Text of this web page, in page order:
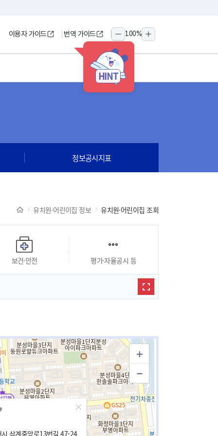
HINT
이용자 가이드 번역 가이드
축소
100%
확대
정보공시지표
유치원·어린이집 정보 유치원·어린이집 조회
보건·안전 평가·자율공시 등
삼계중앙로13번길 47-24